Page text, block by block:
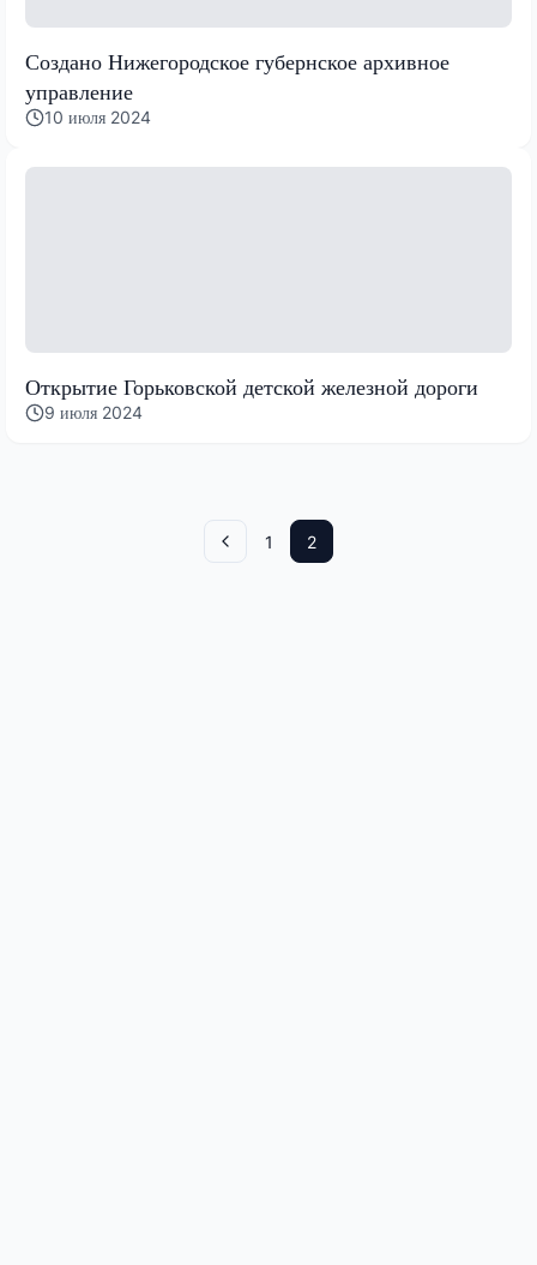
Создано Нижегородское губернское архивное
управление
10 июля 2024
Открытие Горьковской детской железной дороги
9 июля 2024
Назад 1 2